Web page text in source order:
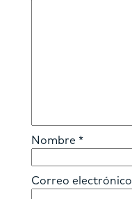
Nombre *
Correo electrónico